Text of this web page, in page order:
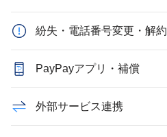
紛失・電話番号変更・解約
PayPayアプリ・補償
外部サービス連携